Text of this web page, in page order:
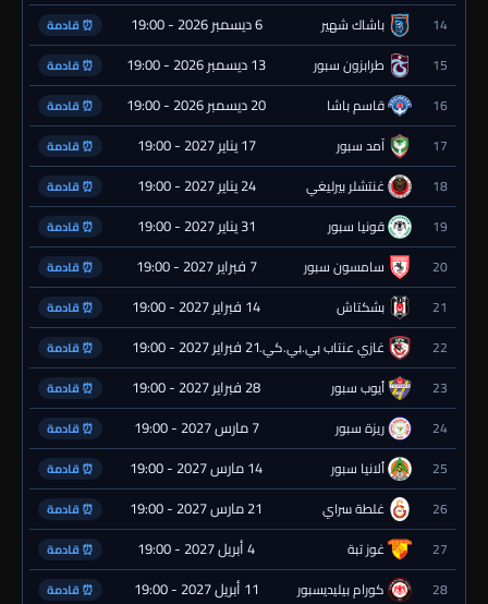
14 باشاك شهير 6 ديسمبر 2026 - 19:00 ⏰ قادمة
15 طرابزون سبور 13 ديسمبر 2026 - 19:00 ⏰ قادمة
16 قاسم باشا 20 ديسمبر 2026 - 19:00 ⏰ قادمة
17 آمد سبور 17 يناير 2027 - 19:00 ⏰ قادمة
18 غنتشلر بيرليغي 24 يناير 2027 - 19:00 ⏰ قادمة
19 قونيا سبور 31 يناير 2027 - 19:00 ⏰ قادمة
20 سامسون سبور 7 فبراير 2027 - 19:00 ⏰ قادمة
21 بشكتاش 14 فبراير 2027 - 19:00 ⏰ قادمة
22 غازي عنتاب بي.بي.كي.21 فبراير 2027 - 19:00 ⏰ قادمة
23 أيوب سبور 28 فبراير 2027 - 19:00 ⏰ قادمة
24 ريزة سبور 7 مارس 2027 - 19:00 ⏰ قادمة
25 ألانيا سبور 14 مارس 2027 - 19:00 ⏰ قادمة
26 غلطة سراي 21 مارس 2027 - 19:00 ⏰ قادمة
27 غوز تبة 4 أبريل 2027 - 19:00 ⏰ قادمة
28 كورام بيليديسبور 11 أبريل 2027 - 19:00 ⏰ قادمة